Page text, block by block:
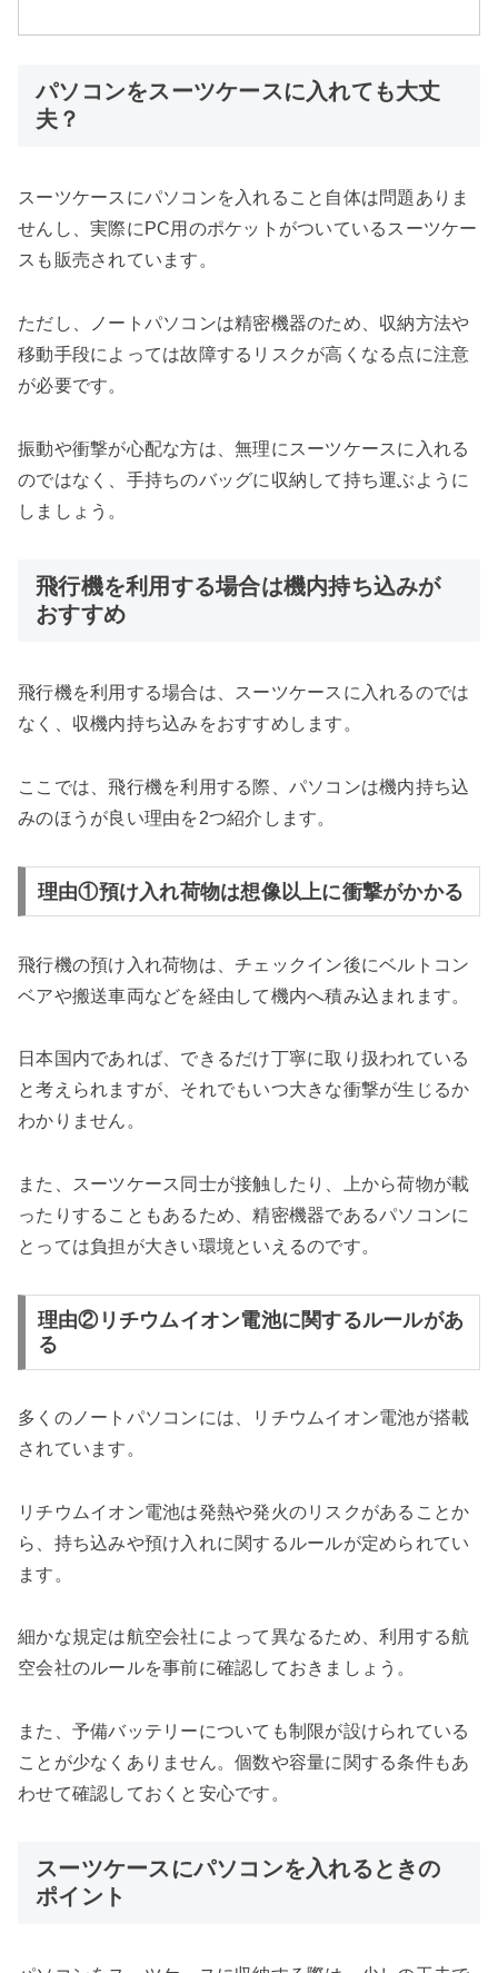
パソコンをスーツケースに入れても大丈
夫？
スーツケースにパソコンを入れること自体は問題ありま
せんし、実際にPC用のポケットがついているスーツケー
スも販売されています。
ただし、ノートパソコンは精密機器のため、収納方法や
移動手段によっては故障するリスクが高くなる点に注意
が必要です。
振動や衝撃が心配な方は、無理にスーツケースに入れる
のではなく、手持ちのバッグに収納して持ち運ぶように
しましょう。
飛行機を利用する場合は機内持ち込みが
おすすめ
飛行機を利用する場合は、スーツケースに入れるのでは
なく、収機内持ち込みをおすすめします。
ここでは、飛行機を利用する際、パソコンは機内持ち込
みのほうが良い理由を2つ紹介します。
理由①預け入れ荷物は想像以上に衝撃がかかる
飛行機の預け入れ荷物は、チェックイン後にベルトコン
ベアや搬送車両などを経由して機内へ積み込まれます。
日本国内であれば、できるだけ丁寧に取り扱われている
と考えられますが、それでもいつ大きな衝撃が生じるか
わかりません。
また、スーツケース同士が接触したり、上から荷物が載
ったりすることもあるため、精密機器であるパソコンに
とっては負担が大きい環境といえるのです。
理由②リチウムイオン電池に関するルールがあ
る
多くのノートパソコンには、リチウムイオン電池が搭載
されています。
リチウムイオン電池は発熱や発火のリスクがあることか
ら、持ち込みや預け入れに関するルールが定められてい
ます。
細かな規定は航空会社によって異なるため、利用する航
空会社のルールを事前に確認しておきましょう。
また、予備バッテリーについても制限が設けられている
ことが少なくありません。個数や容量に関する条件もあ
わせて確認しておくと安心です。
スーツケースにパソコンを入れるときの
ポイント